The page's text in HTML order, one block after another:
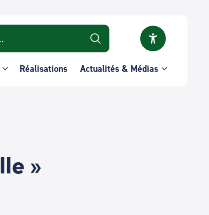
Réalisations Actualités & Médias
»